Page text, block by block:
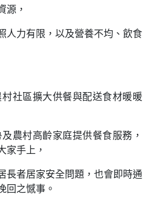
源，
人力有限，以及營養不均、飲食
社區擴大供餐與配送食材暖暖
農村高齡家庭提供餐食服務，
家手上，
長者居家安全問題，也會即時通
回之憾事。